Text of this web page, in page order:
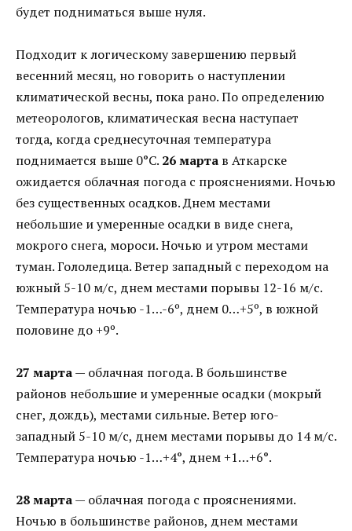
будет подниматься выше нуля.
Подходит к логическому завершению первый
весенний месяц, но говорить о наступлении
климатической весны, пока рано. По определению
метеорологов, климатическая весна наступает
тогда, когда среднесуточная температура
поднимается выше 0°C. 26 марта в Аткарске
ожидается облачная погода с прояснениями. Ночью
без существенных осадков. Днем местами
небольшие и умеренные осадки в виде снега,
мокрого снега, мороси. Ночью и утром местами
туман. Гололедица. Ветер западный с переходом на
южный 5-10 м/с, днем местами порывы 12-16 м/с.
Температура ночью -1…-6º, днем 0…+5º, в южной
половине до +9º.
27 марта— облачная погода. В большинстве
районов небольшие и умеренные осадки (мокрый
снег, дождь), местами сильные. Ветер юго-
западный 5-10 м/с, днем местами порывы до 14 м/с.
Температура ночью -1…+4°, днем +1…+6°.
28 марта— облачная погода с прояснениями.
Ночью в большинстве районов, днем местами